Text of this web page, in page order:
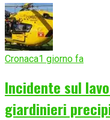
Cronaca1 giorno fa
Incidente sul
giardinieri